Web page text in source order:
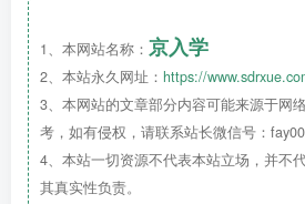
1、本网站名称： 京入学
2、本站永久网址： https://
3、本网站的文章部分内容可能来源于网
考，如有侵权，请联系站长微信号：
4、本站一切资源不代表本站立场，并不
其真实性负责。